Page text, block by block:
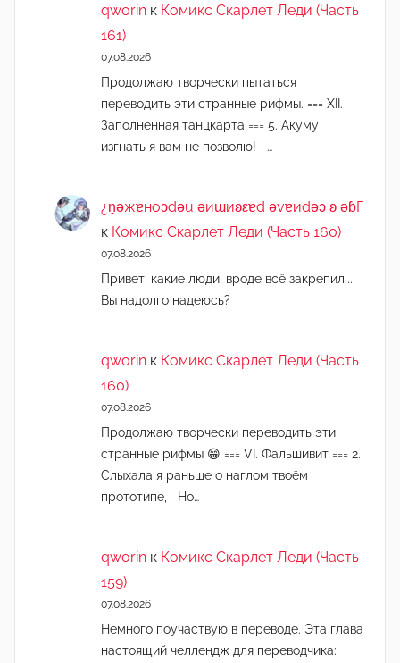
qworin к Комикс Скарлет Леди (Часть
161)
07.08.2026
Продолжаю творчески пытаться
переводить эти странные рифмы. === XII.
Заполненная танцкарта === 5. Акуму
изгнать я вам не позволю! …
¿n̯ǝжɐноɔdǝu ǝиɯиʚεɐd ǝvɐиdǝɔ ʚ ǝɓГ
к Комикс Скарлет Леди (Часть 160)
07.08.2026
Привет, какие люди, вроде всё закрепил...
Вы надолго надеюсь?
qworin к Комикс Скарлет Леди (Часть
160)
07.08.2026
Продолжаю творчески переводить эти
странные рифмы 😁 === VI. Фальшивит === 2.
Слыхала я раньше о наглом твоём
прототипе, Но…
qworin к Комикс Скарлет Леди (Часть
159)
07.08.2026
Немного поучаствую в переводе. Эта глава
настоящий челлендж для переводчика: